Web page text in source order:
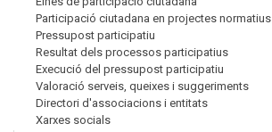
Participació ciutadana en projectes normatius
Pressupost participatiu
Resultat dels processos participatius
Execució del pressupost participatiu
Valoració serveis, queixes i suggeriments
Directori d'associacions i entitats
Xarxes socials